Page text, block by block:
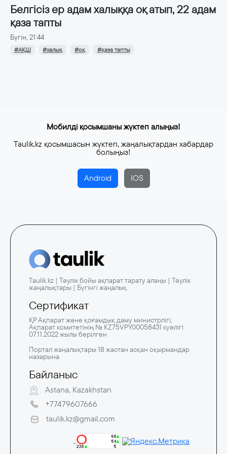
Белгісіз ер адам халыққа оқ атып, 22 адам
қаза тапты
Бүгін, 21:44
#АҚШ #халық #оқ #қаза тапты
Мобилді қосымшаны жүктеп алыңыз!
Taulik.kz қосымшасын жүктеп, жаңалықтардан хабардар
болыңыз!
Android IOS
Taulik.kz | Тәулік бойы ақпарат тарату алаңы | Тәулік
жаңалықтары | Бүгінгі жаңалық
Сертификат
ҚР Ақпарат және қоғамдық даму министрлігі,
Ақпарат комитетінің № KZ75VPY00058431 куәлігі
07.11.2022 жылы берілген
Портал жаңалықтары 18 жастан асқан оқырмандар
назарына.
Байланыс
Astana, Kazakhstan
+77479607666
taulik.kz@gmail.com